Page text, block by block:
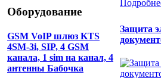
Оборудование
GSM VoIP шлюз KTS
4SM-3i, SIP, 4 GSM
канала, 1 sim на канал, 4
антенны Бабочка
Защита